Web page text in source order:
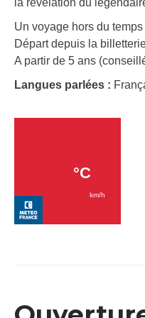
la révélation du
Un voyage hors du
Départ depuis la
A partir de 5 ans
Langues parlées :